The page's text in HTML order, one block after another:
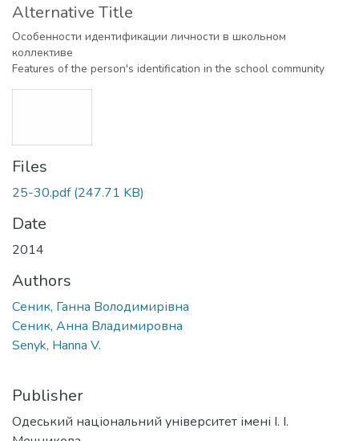
Alternative Title
Особенности идентификации личности в школьном
коллективе
Features of the person's identification in the school community
Files
25-30.pdf(247.71 KB)
Date
2014
Authors
Сеник, Ганна Володимирівна
Сеник, Анна Владимировна
Senyk, Hanna V.
Publisher
Одеський національний університет імені І. І.